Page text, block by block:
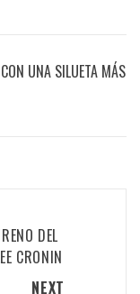
UNA SILUETA MÁS
DEL
CRONIN
NEXT